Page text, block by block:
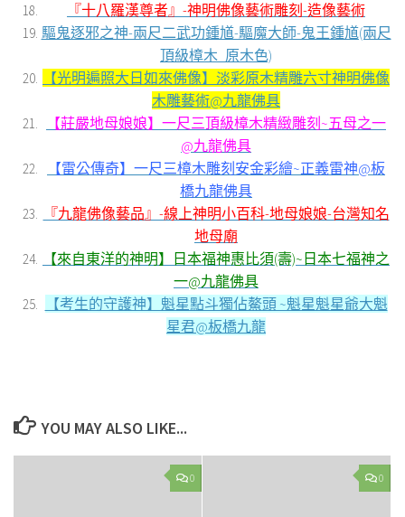
『十八羅漢尊者』-神明佛像藝術雕刻-造像藝術
驅鬼逐邪之神-兩尺二武功鍾馗-驅魔大師-鬼王鍾馗(兩尺
頂級樟木_原木色)
【光明遍照大日如來佛像】淡彩原木精雕六寸神明佛像
木雕藝術@九龍佛具
【莊嚴地母娘娘】一尺三頂級樟木精緻雕刻~五母之一
@九龍佛具
【雷公傳奇】一尺三樟木雕刻安金彩繪~正義雷神@板
橋九龍佛具
『九龍佛像藝品』-線上神明小百科-地母娘娘-台灣知名
地母廟
【來自東洋的神明】日本福神惠比須(壽)~日本七福神之
一@九龍佛具
【考生的守護神】魁星點斗獨佔鰲頭 ~魁星魁星爺大魁
星君@板橋九龍
YOU MAY ALSO LIKE...
0 0